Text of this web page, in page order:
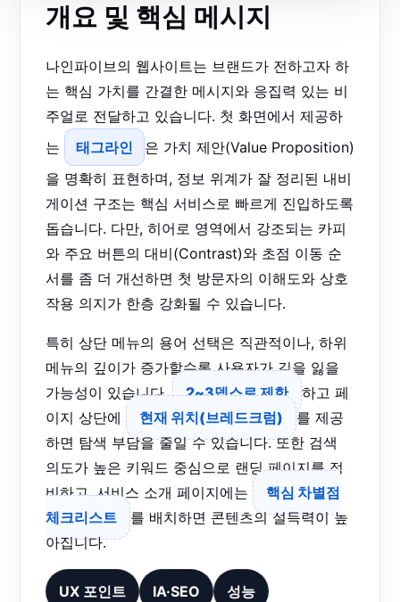
개요 및 핵심 메시지
나인파이브의 웹사이트는 브랜드가 전하고자 하
는 핵심 가치를 간결한 메시지와 응집력 있는 비
주얼로 전달하고 있습니다. 첫 화면에서 제공하
는
태그라인
은 가치 제안(Value Proposition)
을 명확히 표현하며, 정보 위계가 잘 정리된 내비
게이션 구조는 핵심 서비스로 빠르게 진입하도록
돕습니다. 다만, 히어로 영역에서 강조되는 카피
와 주요 버튼의 대비(Contrast)와 초점 이동 순
서를 좀 더 개선하면 첫 방문자의 이해도와 상호
작용 의지가 한층 강화될 수 있습니다.
특히 상단 메뉴의 용어 선택은 직관적이나, 하위
메뉴의 깊이가 증가할수록 사용자가 길을 잃을
가능성이 있습니다.
2~3뎁스로 제한
하고 페
이지 상단에
현재 위치(브레드크럼)
를 제공
하면 탐색 부담을 줄일 수 있습니다. 또한 검색
의도가 높은 키워드 중심으로 랜딩 페이지를 정
비하고, 서비스 소개 페이지에는
핵심 차별점
체크리스트
를 배치하면 콘텐츠의 설득력이 높
아집니다.
UX 포인트 IA·SEO 성능